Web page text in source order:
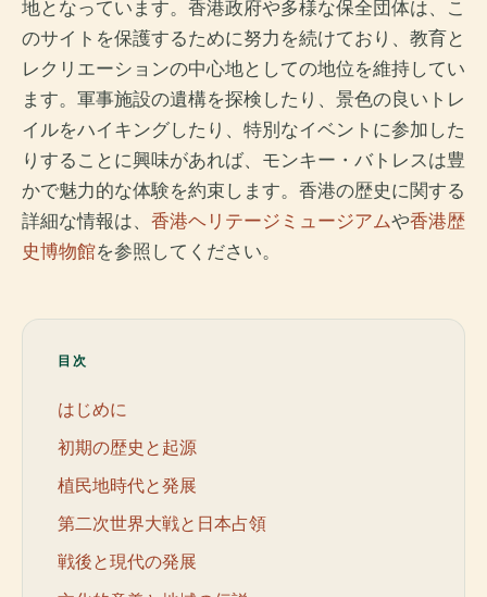
地となっています。香港政府や多様な保全団体は、こ
のサイトを保護するために努力を続けており、教育と
レクリエーションの中心地としての地位を維持してい
ます。軍事施設の遺構を探検したり、景色の良いトレ
イルをハイキングしたり、特別なイベントに参加した
りすることに興味があれば、モンキー・バトレスは豊
かで魅力的な体験を約束します。香港の歴史に関する
詳細な情報は、 香港ヘリテージミュージアムや香港歴
史博物館を参照してください。
目次
はじめに
初期の歴史と起源
植民地時代と発展
第二次世界大戦と日本占領
戦後と現代の発展